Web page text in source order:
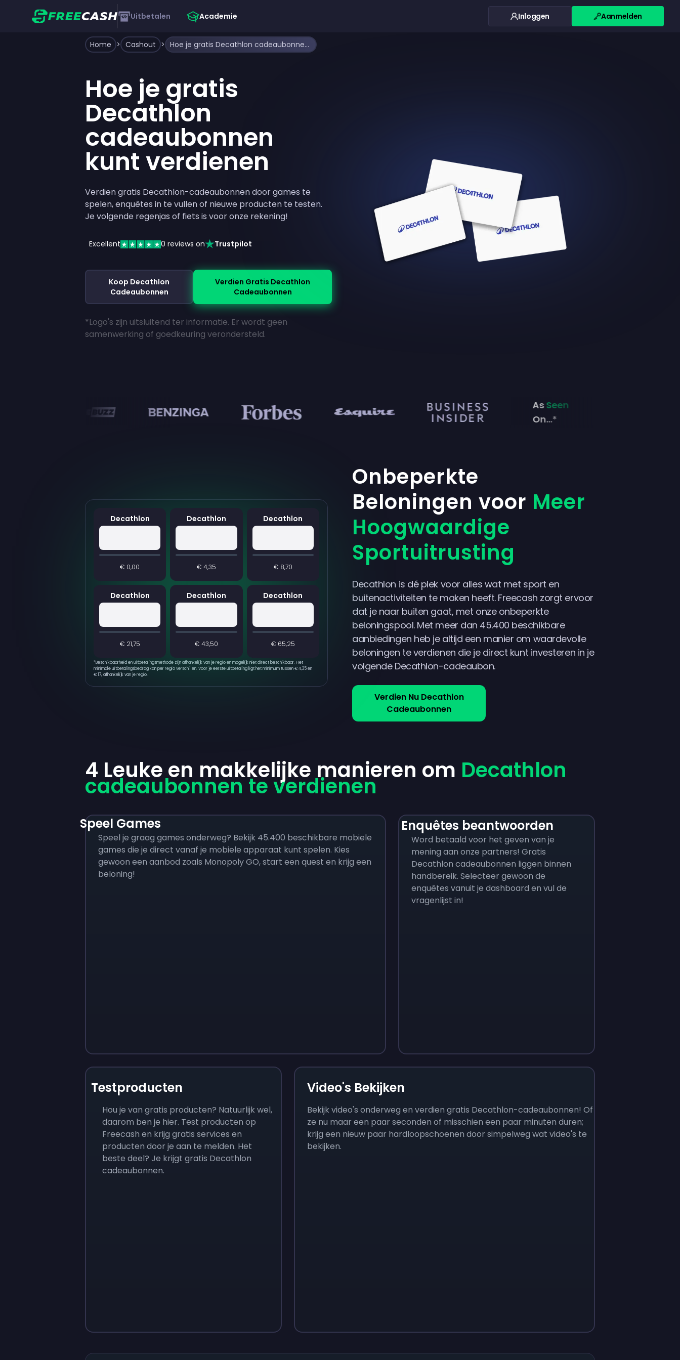
Uitbetalen Academie Inloggen Aanmelden
Home > Cashout > Hoe je gratis Decathlon cadeaubonnen kunt verdienen
Hoe je gratis
Decathlon
cadeaubonnen
kunt verdienen
Verdien gratis Decathlon-cadeaubonnen door games te
spelen, enquêtes in te vullen of nieuwe producten te testen.
Je volgende regenjas of fiets is voor onze rekening!
Excellent 0 reviews on Trustpilot
Koop Decathlon
Cadeaubonnen
Verdien Gratis Decathlon
Cadeaubonnen
*Logo's zijn uitsluitend ter informatie. Er wordt geen
samenwerking of goedkeuring verondersteld.
AsSeen
On...*
Decathlon
€ 0,00
Decathlon
€ 4,35
Decathlon
€ 8,70
Decathlon
€ 21,75
Decathlon
€ 43,50
Decathlon
€ 65,25
*Beschikbaarheid en uitbetalingsmethode zijn afhankelijk van je regio en mogelijk niet direct beschikbaar. Het
minimale uitbetalingsbedrag kan per regio verschillen. Voor je eerste uitbetaling ligt het minimum tussen € 4,35 en
€ 17, afhankelijk van je regio.
Onbeperkte
Beloningen voor Meer
Hoogwaardige
Sportuitrusting
Decathlon is dé plek voor alles wat met sport en
buitenactiviteiten te maken heeft. Freecash zorgt ervoor
dat je naar buiten gaat, met onze onbeperkte
beloningspool. Met meer dan 45.400 beschikbare
aanbiedingen heb je altijd een manier om waardevolle
beloningen te verdienen die je direct kunt investeren in je
volgende Decathlon-cadeaubon.
Verdien Nu Decathlon
Cadeaubonnen
4 Leuke en makkelijke manieren om Decathlon
cadeaubonnen te verdienen
Speel Games
Speel je graag games onderweg? Bekijk 45.400 beschikbare mobiele
games die je direct vanaf je mobiele apparaat kunt spelen. Kies
gewoon een aanbod zoals Monopoly GO, start een quest en krijg een
beloning!
Enquêtes beantwoorden
Word betaald voor het geven van je
mening aan onze partners! Gratis
Decathlon cadeaubonnen liggen binnen
handbereik. Selecteer gewoon de
enquêtes vanuit je dashboard en vul de
vragenlijst in!
Testproducten
Hou je van gratis producten? Natuurlijk wel,
daarom ben je hier. Test producten op
Freecash en krijg gratis services en
producten door je aan te melden. Het
beste deel? Je krijgt gratis Decathlon
cadeaubonnen.
Video's Bekijken
Bekijk video's onderweg en verdien gratis Decathlon-cadeaubonnen! Of
ze nu maar een paar seconden of misschien een paar minuten duren;
krijg een nieuw paar hardloopschoenen door simpelweg wat video's te
bekijken.